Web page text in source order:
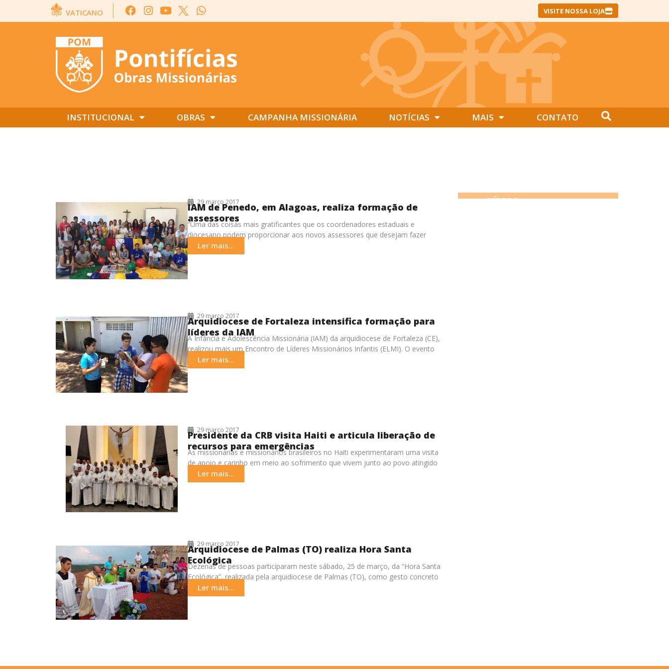
VATICANO VISITE NOSSA LOJA
INSTITUCIONAL OBRAS CAMPANHA MISSIONÁRIA NOTÍCIAS MAIS CONTATO
29 março 2017
IAM de Penedo, em Alagoas, realiza formação de
assessores
“Uma das coisas mais gratificantes que os coordenadores estaduais e
diocesano podem proporcionar aos novos assessores que desejam fazer
parte da Obra da Infância
Ler mais...
29 março 2017
Arquidiocese de Fortaleza intensifica formação para
líderes da IAM
A Infância e Adolescência Missionária (IAM) da arquidiocese de Fortaleza (CE),
realizou mais um Encontro de Líderes Missionários Infantis (ELMI). O evento
reuniu, nos
Ler mais...
29 março 2017
Presidente da CRB visita Haiti e articula liberação de
recursos para emergências
As missionárias e missionários brasileiros no Haiti experimentaram uma visita
de apoio e carinho em meio ao sofrimento que vivem junto ao povo atingido
Ler mais...
29 março 2017
Arquidiocese de Palmas (TO) realiza Hora Santa
Ecológica
Dezenas de pessoas participaram neste sábado, 25 de março, da “Hora Santa
Ecológica”, realizada pela arquidiocese de Palmas (TO), como gesto concreto
para aLer mais...
VÍDEOS